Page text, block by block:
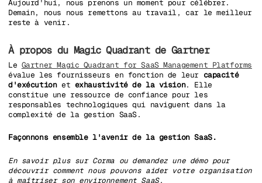
Aujourd'hui, nous prenons un moment pour célébrer.
Demain, nous nous remettons au travail, car le meilleur
reste à venir.
À propos du Magic Quadrant de Gartner
Le Gartner Magic Quadrant for SaaS Management Platforms
évalue les fournisseurs en fonction de leur capacité
d'exécutionet exhaustivité de la vision. Elle
constitue une ressource de confiance pour les
responsables technologiques qui naviguent dans la
complexité de la gestion SaaS.
Façonnons ensemble l'avenir de la gestion SaaS.
En savoir plus sur Corma ou demandez une démo pour
découvrir comment nous pouvons aider votre organisation
à maîtriser son environnement SaaS.